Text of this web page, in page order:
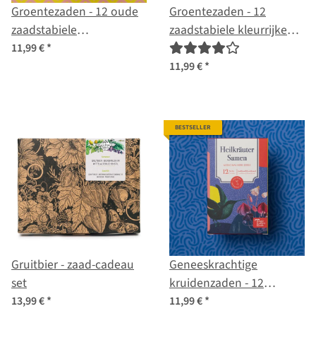
Groentezaden - 12 oude
zaadstabiele
groentesoorten - bijna
11,99 €*
Groentezaden - 12
zaadstabiele kleurrijke
groentesoorten -
eenvoudig &
11,99 €*
Gruitbier - zaad-cadeau
set
13,99 €*
BESTSELLER
Geneeskrachtige
kruidenzaden - 12
zaadstabiele
11,99 €*